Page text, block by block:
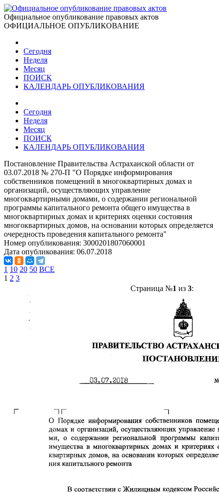
Официальное опубликование правовых актов
ОФИЦИАЛЬНОЕ ОПУБЛИКОВАНИЕ
Сегодня
Неделя
Месяц
ПОИСК
КАЛЕНДАРЬ ОПУБЛИКОВАНИЯ
Сегодня
Неделя
Месяц
ПОИСК
КАЛЕНДАРЬ ОПУБЛИКОВАНИЯ
Постановление Правительства Астраханской области от
03.07.2018 № 270-П "О Порядке информирования
собственников помещений в многоквартирных домах и
организаций, осуществляющих управление
многоквартирными домами, о содержании региональной
программы капитального ремонта общего имущества в
многоквартирных домах и критериях оценки состояния
многоквартирных домов, на основании которых определяется
очередность проведения капитального ремонта"
Номер опубликования: 3000201807060001
Дата опубликования: 06.07.2018
1 10 20 50 ВСЕ
1 2 3
Страница №1 из 3: